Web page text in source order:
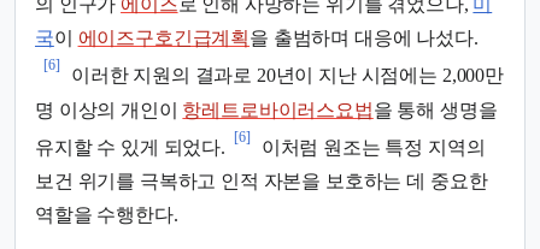
의 인구가 에이즈로 인해 사망하는 위기를 겪었으나, 미
국이 에이즈구호긴급계획을 출범하며 대응에 나섰다.
[6]
이러한 지원의 결과로 20년이 지난 시점에는 2,000만
명 이상의 개인이 항레트로바이러스요법을 통해 생명을
유지할 수 있게 되었다.
[6]
이처럼 원조는 특정 지역의
보건 위기를 극복하고 인적 자본을 보호하는 데 중요한
역할을 수행한다.